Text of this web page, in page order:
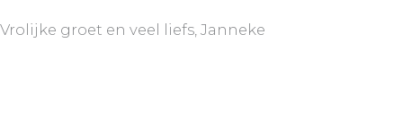
Vrolijke groet en veel liefs, Janneke